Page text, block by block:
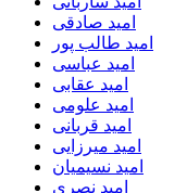
امید صادقی
امید طالب پور
امید عباسی
امید عقابی
امید علومی
امید قربانی
امید میرزایی
امید نسیمیان
امید نصری